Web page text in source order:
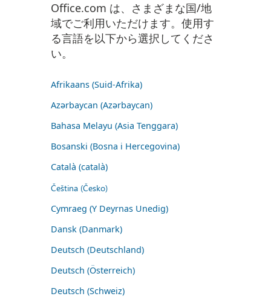
Office.com は、さまざまな国/地
域でご利用いただけます。使用す
る言語を以下から選択してくださ
い。
Afrikaans (Suid-Afrika)
Azərbaycan (Azərbaycan)
Bahasa Melayu (Asia Tenggara)
Bosanski (Bosna i Hercegovina)
Català (català)
Čeština (Česko)
Cymraeg (Y Deyrnas Unedig)
Dansk (Danmark)
Deutsch (Deutschland)
Deutsch (Österreich)
Deutsch (Schweiz)